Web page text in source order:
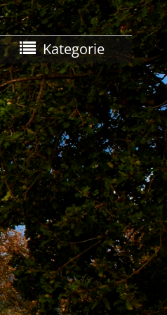
Kategorie